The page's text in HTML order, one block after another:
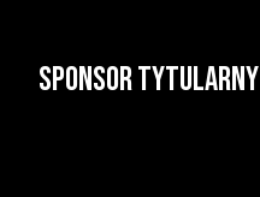
Sponsor tytularny